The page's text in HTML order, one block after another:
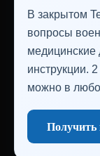
В закрытом
вопросы
медицинские
инструкции.
можно в
Получить